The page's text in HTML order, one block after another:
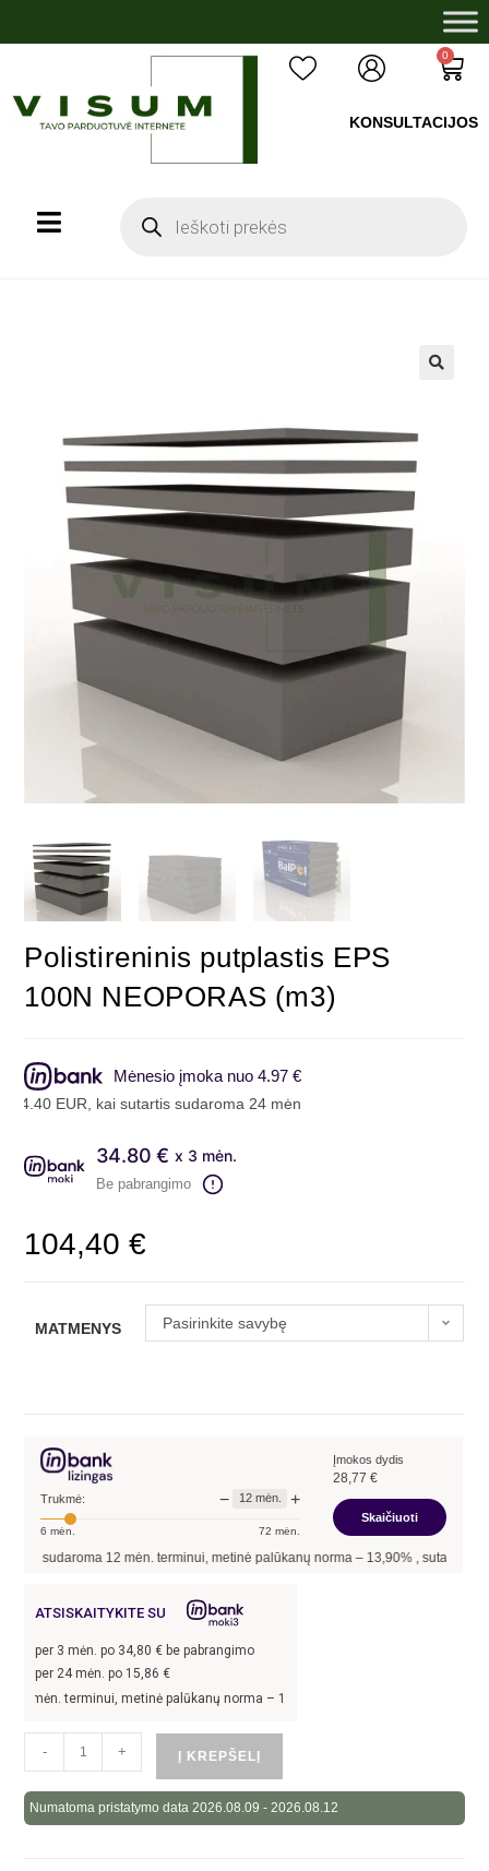
0
KONSULTACIJOS
Polistireninis putplastis EPS
100N NEOPORAS (m3)
Mėnesio įmoka nuo 4.97 €
sutartis sudaroma 24 mėn. terminui, metinė palūkanų norma –
34.80 € x 3 mėn.
Be pabrangimo
104,40€
MATMENYS Pasirinkite savybę
Trukmė: − 12mėn. +
6 mėn. 72 mėn.
Įmokos dydis
28,77 €
Skaičiuoti
12mėn. terminui, metinė palūkanų norma –13,90%, sutarties sudarymo
ATSISKAITYKITE SU
per 3 mėn. po 34,80 € be pabrangimo
per 24 mėn. po 15,86 €
metinė palūkanų norma –13,9%, sutarties sudarymo mokestis -
- + Į KREPŠELĮ
Numatoma pristatymo data 2026.08.09 - 2026.08.12